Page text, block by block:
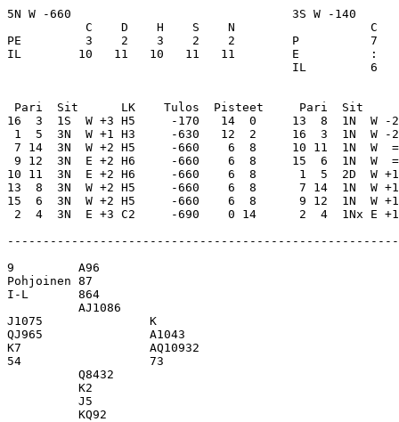
5N W -660
C    D    H    S    N                   C
PE         3    2    3    2    2        P          7
IL        10   11   10   11   11        E
IL         6
Pari  Sit      LK    Tulos  Pisteet     Pari  Sit
16  3  1S  W +3 H5     -170   14  0     13  8  1N  W
1  5  3N  W +1 H3     -630   12  2     16  3  1N  W -
7 14  3N  W +2 H5     -660    6  8     10 11  1N  W
9 12  3N  E +2 H6     -660    6  8     15  6  1N  W
10 11  3N  E +2 H6     -660    6  8      1  5  2D  W
13  8  3N  W +2 H5     -660    6  8      7 14  1N  W
15  6  3N  W +2 H5     -660    6  8      9 12  1N  W
2  4  3N  E +3 C2     -690    0 14      2  4  1Nx E
9         A96
Pohjoinen 87
I-L       864
          AJ1086
J1075               K
QJ965               A1043
K7                  AQ10932
54                  73
          Q8432
          K2
          J5
          KQ92